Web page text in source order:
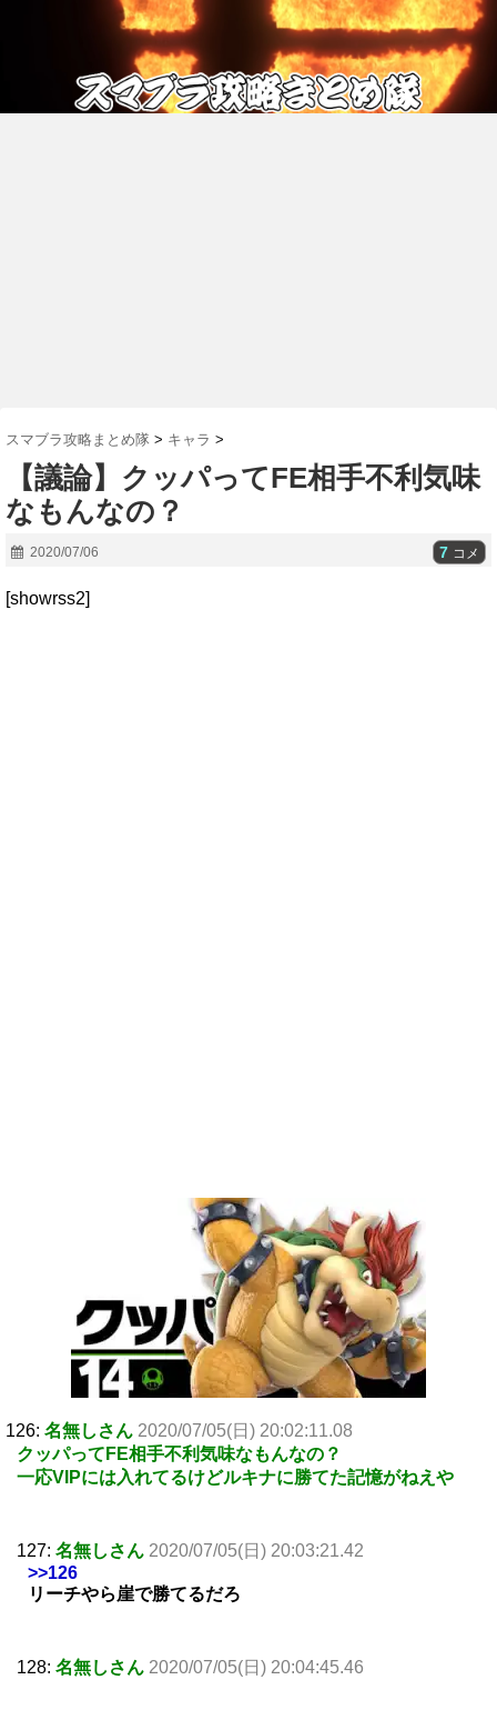
スマブラ攻略まとめ隊 > キャラ >
【議論】クッパってFE相手不利気味
なもんなの？
2020/07/06 7 コメ
[showrss2]
126: 名無しさん 2020/07/05(日) 20:02:11.08
クッパってFE相手不利気味なもんなの？
一応VIPには入れてるけどルキナに勝てた記憶がねえや
127: 名無しさん 2020/07/05(日) 20:03:21.42
>>126
リーチやら崖で勝てるだろ
128: 名無しさん 2020/07/05(日) 20:04:45.46